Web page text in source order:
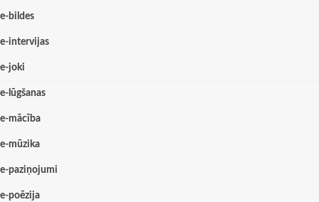
e-bildes
e-intervijas
e-joki
e-lūgšanas
e-mācība
e-mūzika
e-paziņojumi
e-poēzija